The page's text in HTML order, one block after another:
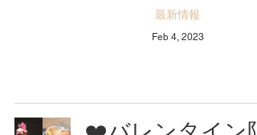
最新情報
Feb 4, 2023